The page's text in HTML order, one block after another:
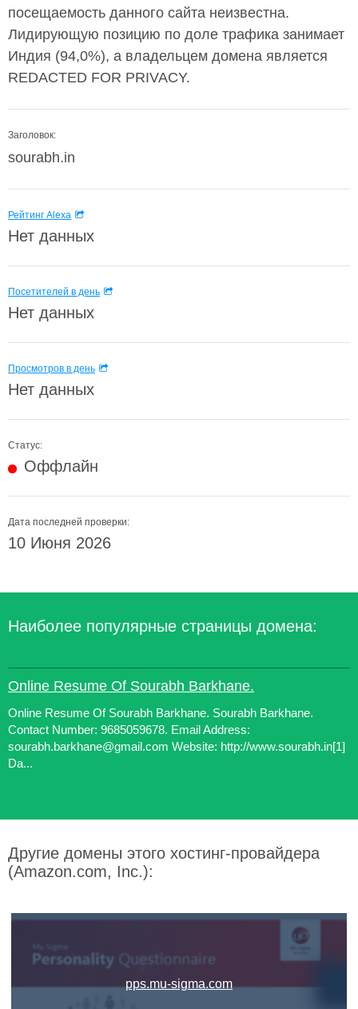
посещаемость данного сайта неизвестна.
Лидирующую позицию по доле трафика занимает
Индия (94,0%), а владельцем домена является
REDACTED FOR PRIVACY.
Заголовок:
sourabh.in
Рейтинг Alexa
Нет данных
Посетителей в день
Нет данных
Просмотров в день
Нет данных
Статус:
Оффлайн
Дата последней проверки:
10 Июня 2026
Наиболее популярные страницы домена:
Online Resume Of Sourabh Barkhane.
Online Resume Of Sourabh Barkhane. Sourabh Barkhane.
Contact Number: 9685059678. Email Address:
sourabh.barkhane@gmail.com Website: http://www.sourabh.in[1]
Da...
Другие домены этого хостинг-провайдера
(Amazon.com, Inc.):
pps.mu-sigma.com